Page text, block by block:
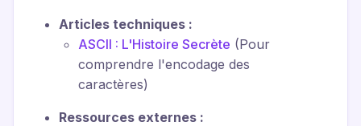
Articles techniques :
ASCII : L'Histoire Secrète (Pour
comprendre l'encodage des
caractères)
Ressources externes :